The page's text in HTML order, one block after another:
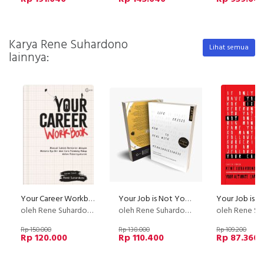
Karya Rene Suhardono
lainnya:
Lihat semua
Your Career Workbook
oleh Rene Suhardono
Rp 150.000
Rp 120.000
Your Job is Not Your Career #YJINYC Your Ultimate Career Guide 2022 (Book 2 of 7)
oleh Rene Suhardono
Rp 138.000
Rp 110.400
oleh Rene
Rp 109.200
Rp 87.360